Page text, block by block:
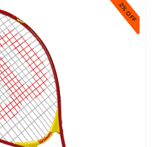
2% OFF